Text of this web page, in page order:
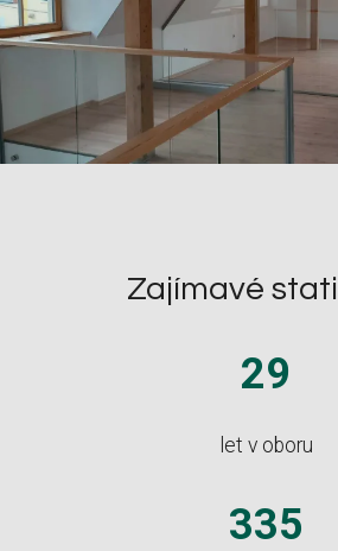
Zajímavé
29
let v oboru
335